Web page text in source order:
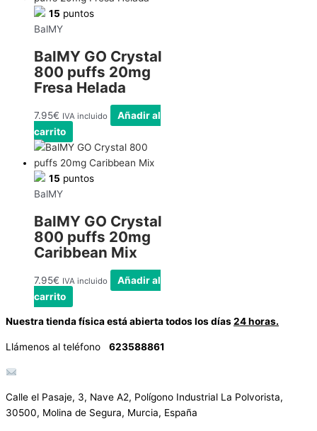
15 puntos
BalMY
BalMY GO Crystal
800 puffs 20mg
Fresa Helada
7.95€ IVA incluido
Añadir al
carrito
15 puntos
BalMY
BalMY GO Crystal
800 puffs 20mg
Caribbean Mix
7.95€ IVA incluido
Añadir al
carrito
Nuestra tienda física está abierta todos los días24 horas.
Llámenos al teléfono 623588861
Calle el Pasaje, 3, Nave A2, Polígono Industrial La Polvorista,
30500, Molina de Segura, Murcia, España